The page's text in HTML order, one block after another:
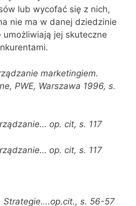
lub wycofać się z nich,
nie ma w danej dziedzinie
jej skuteczne
marketingiem.
PWE, Warszawa 1996, s.
op. cit, s. 117
op. cit, s. 117
Strategie….op.cit., s. 56-57